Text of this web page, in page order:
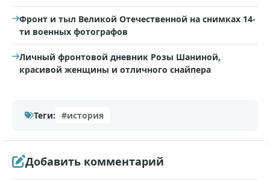
Фронт и тыл Великой Отечественной на снимках 14-
ти военных фотографов
Личный фронтовой дневник Розы Шаниной,
красивой женщины и отличного снайпера
Теги: #история
Добавить комментарий